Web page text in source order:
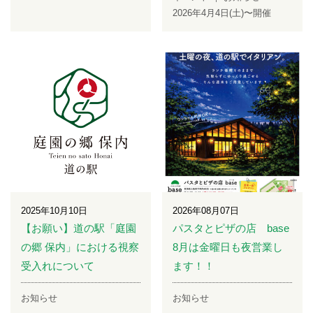
2026年4月4日(土)〜開催
2025年10月10日
【お願い】道の駅「庭園
の郷 保内」における視察
受入れについて
お知らせ
2026年08月07日
パスタとピザの店 base
8月は金曜日も夜営業し
ます！！
お知らせ